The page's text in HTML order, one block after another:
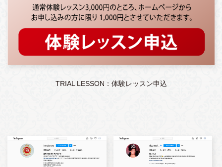
TRIAL LESSON：体験レッスン申込